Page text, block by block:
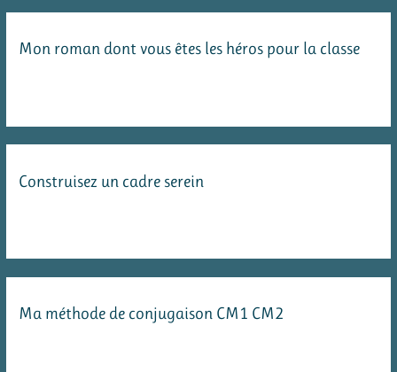
grecque
mythologie
cent
Mon roman dont vous êtes les héros pour la classe
Construisez un cadre serein
Ma méthode de conjugaison CM1 CM2